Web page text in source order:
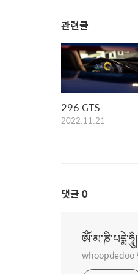
관련글
296 GTS
2022.11.21
댓글 0
ཨོཾ་མ་ཎི་པདྨེ་ཧཱུྃ།
whoopdedoo